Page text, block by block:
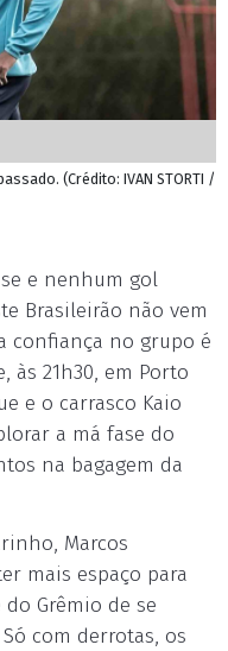
(Crédito: IVAN STORTI /
e nenhum gol
Brasileirão não vem
confiança no grupo é
21h30, em Porto
e o carrasco Kaio
a má fase do
na bagagem da
Marcos
mais espaço para
Grêmio de se
com derrotas, os